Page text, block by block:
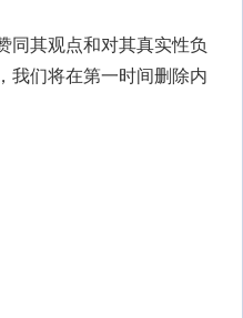
同其观点和对其真实性负
我们将在第一时间删除内